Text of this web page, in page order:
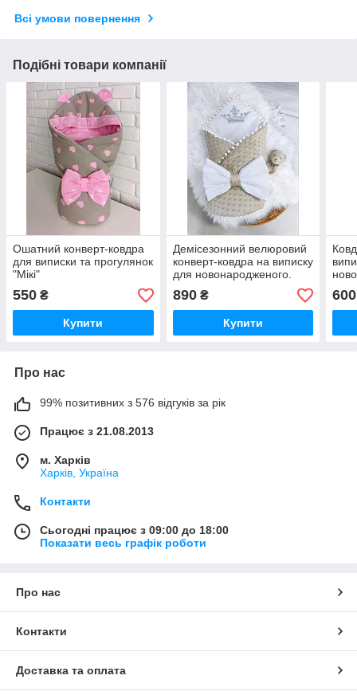
Всі умови повернення
Подібні товари компанії
Ошатний конверт-ковдра
для виписки та прогулянок
"Мікі"
550 ₴
Купити
Демісезонний велюровий
конверт-ковдра на виписку
для новонародженого.
890₴
Купити
600
Про нас
99% позитивних з 576 відгуків за рік
Працює з 21.08.2013
м. Харків
Харків, Україна
Контакти
Сьогодні працює з 09:00 до 18:00
Показати весь графік роботи
Про нас
Контакти
Доставка та оплата